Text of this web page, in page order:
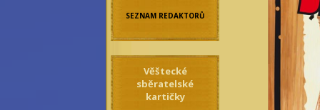
Nocturne
Frobisherová
Maraike Auri
Nordahl
Maya Prinz
Meningitida
SEZNAM REDAKTORŮ
Věštecké
sběratelské
kartičky